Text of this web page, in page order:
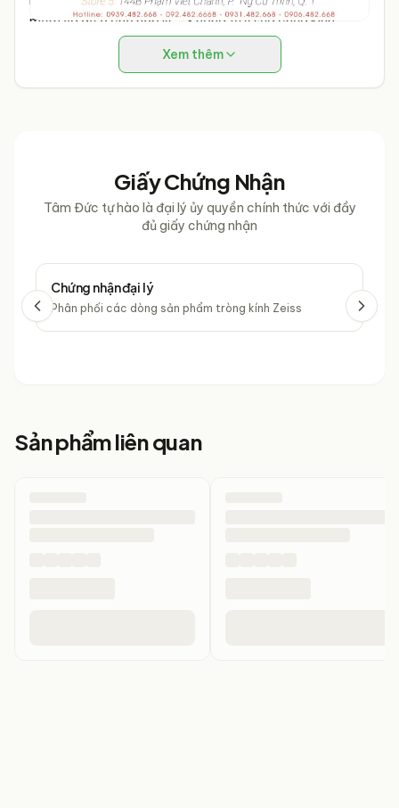
mềm và để ở chỗ hợp lý. - Không tự ý sửa chữa kính.
THÔNG TIN TƯ VẤN & MUA HÀNG
Xem thêm
Giấy Chứng Nhận
Tâm Đức tự hào là đại lý ủy quyền chính thức với đầy
đủ giấy chứng nhận
Chứng nhận đại lý
Phân phối các dòng sản phẩm tròng kính Zeiss
Sản phẩm liên quan